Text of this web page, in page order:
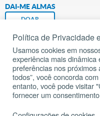
DAI-ME ALMAS
DOAR
Fundação
Pedido de
Mapa do
Política de Privacidade
Usamos cookies em
experiência mais
preferências nos próximos
todos”, você concorda
entanto, você pode visitar
fornecer um